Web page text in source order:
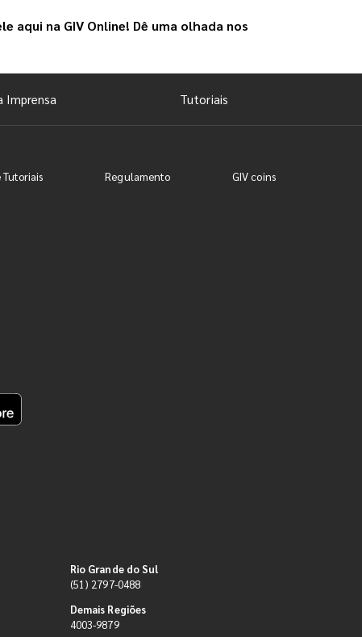
aqui na GIV Online! Dê uma olhada nos
Imprensa Tutoriais
Tutoriais Regulamento
GIV coins
Rio Grande do Sul
(51) 2797-0488
Demais Regiões
4003-9879